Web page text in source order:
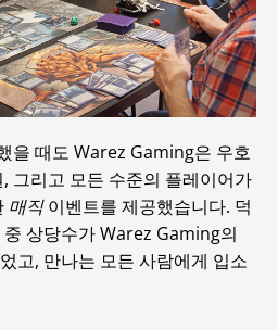
을 때도 Warez Gaming은 우호
그리고 모든 수준의 플레이어가
매직이벤트를 제공했습니다. 덕
상당수가 Warez Gaming의
고, 만나는 모든 사람에게 입소